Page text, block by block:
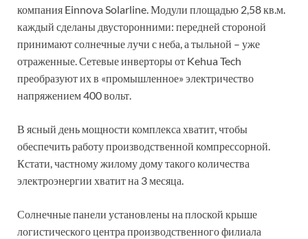
компания Einnova Solarline. Модули площадью 2,58 кв.м.
каждый сделаны двусторонними: передней стороной
принимают солнечные лучи с неба, а тыльной – уже
отраженные. Сетевые инверторы от Kehua Tech
преобразуют их в «промышленное» электричество
напряжением 400 вольт.
В ясный день мощности комплекса хватит, чтобы
обеспечить работу производственной компрессорной.
Кстати, частному жилому дому такого количества
электроэнергии хватит на 3 месяца.
Солнечные панели установлены на плоской крыше
логистического центра производственного филиала